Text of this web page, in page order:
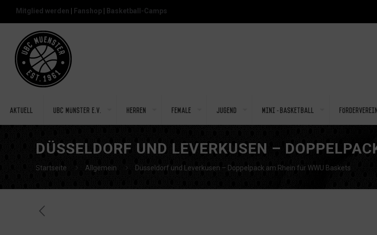
Mitglied werden Fanshop Basketball-Camps
Aktuell UBC Münster e.V. Herren Female Jugend Mini-Basketball Förderverein
DÜSSELDORF UND LEVERKUSEN –
Startseite Allgemein Düsseldorf und Leverkusen – Doppelpack am Rhein für WWU Baskets